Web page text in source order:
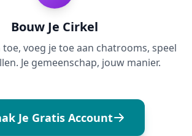
Bouw Je Cirkel
voeg je toe aan chatrooms, speel
Je gemeenschap, jouw manier.
Je Gratis Account